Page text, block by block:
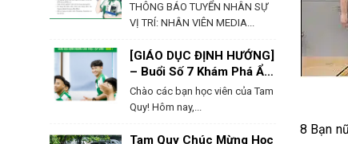
THÔNG BÁO TUYỂN NHÂN SỰ
VỊ TRÍ: NHÂN VIÊN MEDIA...
[GIÁO DỤC ĐỊNH HƯỚNG]
– Buổi Số 7 Khám Phá Ẩm
Thực & Phong Tục Của
Nhật Bản
Chào các bạn học viên của Tam
Quy! Hôm nay,...
Tam Quy Chúc Mừng Học
8 Bạn